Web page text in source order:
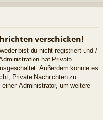
verschicken!
bist du nicht registriert und /
hat Private
Außerdem könnte es
Private Nachrichten zu
Administrator, um weitere